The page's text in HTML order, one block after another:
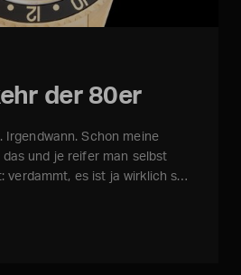
der 80er
Irgendwann. Schon meine
und je reifer man selbst
verdammt, es ist ja wirklich s…